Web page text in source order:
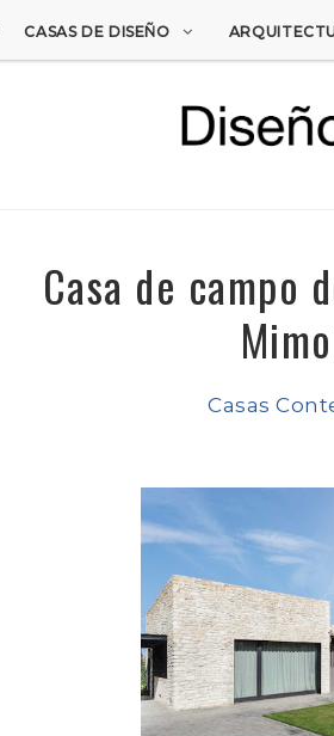
CASAS DE DISEÑO
Casa de campo
Casas